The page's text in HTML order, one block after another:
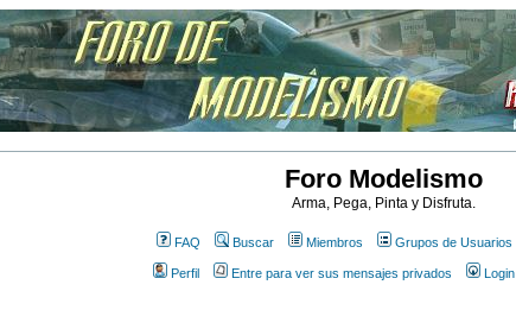
Foro Modelismo
Arma, Pega, Pinta y Disfruta.
FAQ Buscar Miembros Grupos de Usuarios
Perfil Entre para ver sus mensajes privados Login